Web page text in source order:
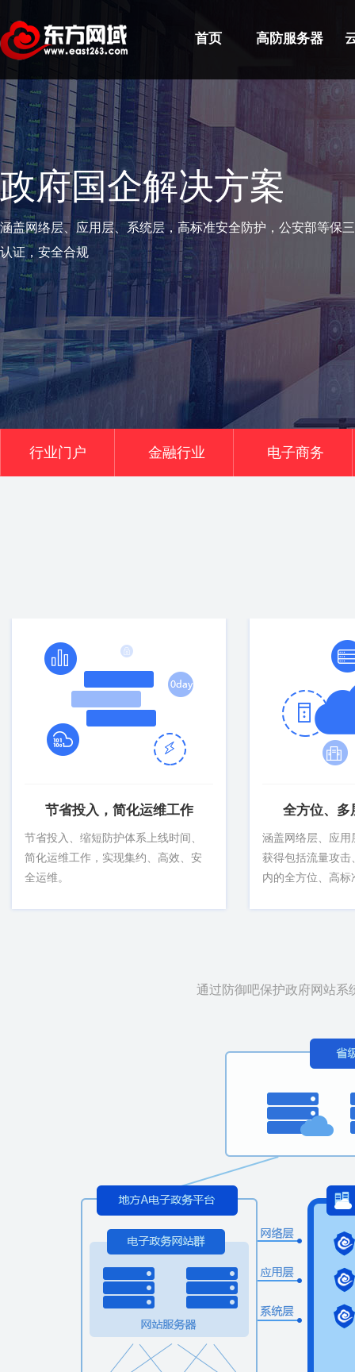
政府国企解决方案
涵盖网络层、应用层、系统层，高标准安全防护，公安部等保
认证，安全合规
行业门户 金融行业 电子商务
首页 高防服务器
节省投入，简化运维工作
节省投入、缩短防护体系上线时间、
简化运维工作，实现集约、高效、安
全运维。
全方位、多
涵盖网络层、应用
获得包括流量攻击
内的全方位、高
通过防御吧保护政府网站系